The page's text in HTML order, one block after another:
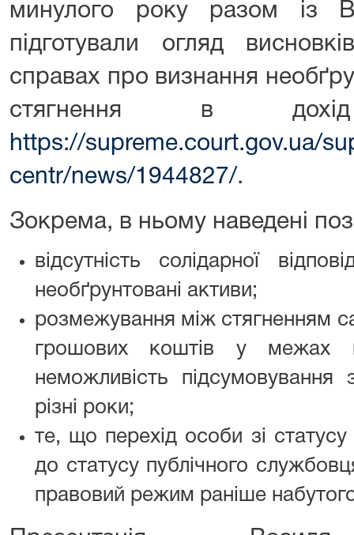
минулого року разом із
підготували огляд
справах про визнання
стягнення в
https://supreme.court.gov.ua/
centr/news/1944827/.
Зокрема, в ньому наведені
відсутність солідарної
необґрунтовані активи;
розмежування між стягненням
грошових коштів у межах
неможливість підсумовування
різні роки;
те, що перехід особи зі
до статусу публічного
правовий режим раніше